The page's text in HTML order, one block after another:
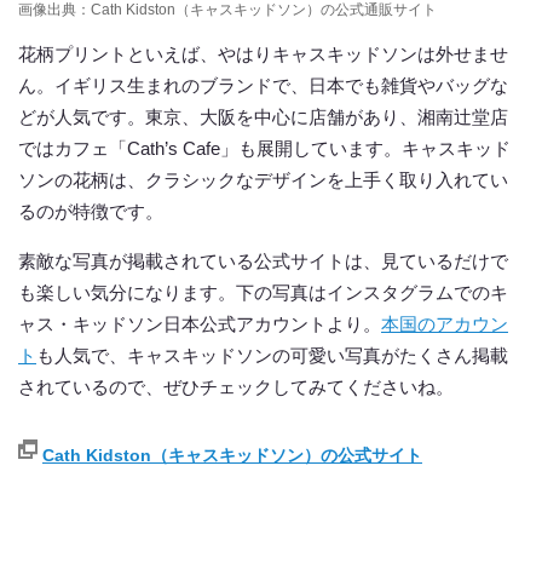
画像出典：Cath Kidston（キャスキッドソン）の公式通販サイト
花柄プリントといえば、やはりキャスキッドソンは外せませ
ん。イギリス生まれのブランドで、日本でも雑貨やバッグな
どが人気です。東京、大阪を中心に店舗があり、湘南辻堂店
ではカフェ「Cath’s Cafe」も展開しています。キャスキッド
ソンの花柄は、クラシックなデザインを上手く取り入れてい
るのが特徴です。
素敵な写真が掲載されている公式サイトは、見ているだけで
も楽しい気分になります。下の写真はインスタグラムでのキ
ャス・キッドソン日本公式アカウントより。 本国のアカウン
ト も人気で、キャスキッドソンの可愛い写真がたくさん掲載
されているので、ぜひチェックしてみてくださいね。
Cath Kidston（キャスキッドソン）の公式サイト